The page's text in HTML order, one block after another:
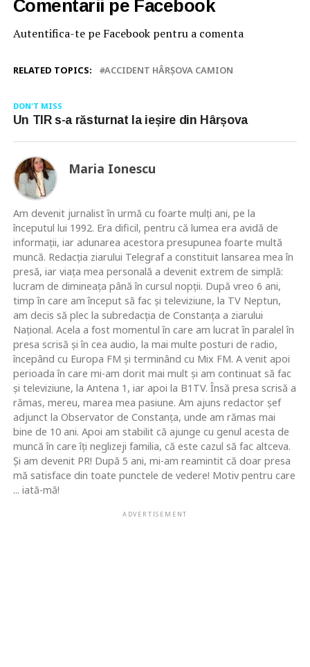
Comentarii pe Facebook
Autentifica-te pe Facebook pentru a comenta
RELATED TOPICS: ACCIDENT HÂRȘOVA CAMION
DON'T MISS
Un TIR s-a răsturnat la ieșire din Hârșova
Maria Ionescu
Am devenit jurnalist în urmă cu foarte mulţi ani, pe la
începutul lui 1992. Era dificil, pentru că lumea era avidă de
informaţii, iar adunarea acestora presupunea foarte multă
muncă. Redacţia ziarului Telegraf a constituit lansarea mea în
presă, iar viaţa mea personală a devenit extrem de simplă:
lucram de dimineaţa până în cursul nopţii. După vreo 6 ani,
timp în care am început să fac şi televiziune, la TV Neptun,
am decis să plec la subredacţia de Constanţa a ziarului
Naţional. Acela a fost momentul în care am lucrat în paralel în
presa scrisă şi în cea audio, la mai multe posturi de radio,
începând cu Europa FM şi terminând cu Mix FM. A venit apoi
perioada în care mi-am dorit mai mult şi am continuat să fac
şi televiziune, la Antena 1, iar apoi la B1TV. Însă presa scrisă a
rămas, mereu, marea mea pasiune. Am ajuns redactor şef
adjunct la Observator de Constanţa, unde am rămas mai
bine de 10 ani. Apoi am stabilit că ajunge cu genul acesta de
muncă în care îţi neglizeji familia, că este cazul să fac altceva.
Şi am devenit PR! După 5 ani, mi-am reamintit că doar presa
mă satisface din toate punctele de vedere! Motiv pentru care
... iată-mă!
ADVERTISEMENT